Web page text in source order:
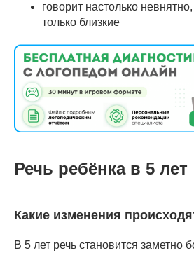
говорит настолько
только близкие
Речь ребёнка в 5 лет
Какие изменения
В 5 лет речь становится заметно